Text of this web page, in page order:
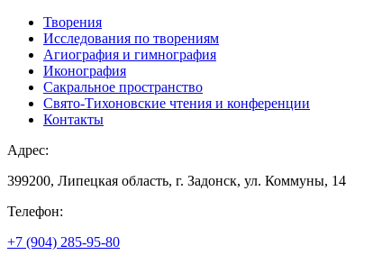
Творения
Исследования по творениям
Агиография и гимнография
Иконография
Сакральное пространство
Свято-Тихоновские чтения и конференции
Контакты
Адрес:
399200, Липецкая область, г. Задонск, ул. Коммуны, 14
Телефон:
+7 (904) 285-95-80